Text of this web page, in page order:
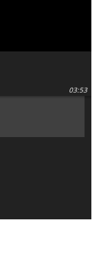
03:53